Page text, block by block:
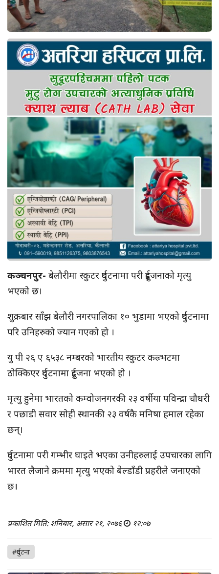
कञ्चनपुर- बेलौरीमा स्कुटर दुर्घटनामा परी दुईजनाको मृत्यु
भएको छ।
शुक्रबार साँझ बेलौरी नगरपालिका १० भुडामा भएको दुर्घटनामा
परि उनिहरुको ज्यान गएको हो ।
यु पी २६ ए ६५३८ नम्बरको भारतीय स्कुटर कल्र्भटमा
ठोक्किएर दुर्घटनामा दुईजना भएको हो ।
मृत्यु हुनेमा भारतको कम्वोजनगरकी २३ वर्षीया पविन्द्रा चौधरी
र पछाडी सवार सोही स्थानकी २३ वर्षकै मनिषा हमाल रहेका
छन्।
दुर्घटनामा परी गम्भीर घाइते भएका उनीहरुलाई उपचारका लागि
भारत लैजाने क्रममा मृत्यु भएको बेल्डाँडी प्रहरीले जनाएको
छ।
प्रकाशित मिति: शनिबार, असार २१, २०७६ १२:०७
#दुर्घटना